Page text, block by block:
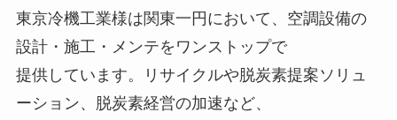
東京冷機工業様は関東一円において、空調設備の
設計・施工・メンテをワンストップで
提供しています。リサイクルや脱炭素提案ソリュ
ーション、脱炭素経営の加速など、